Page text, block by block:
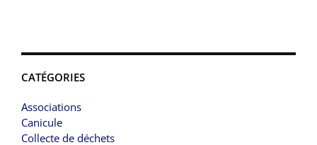
CATÉGORIES
Associations
Canicule
Collecte de déchets